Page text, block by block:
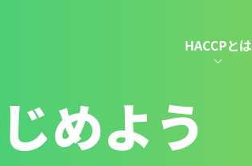
HACCPとは
めよう